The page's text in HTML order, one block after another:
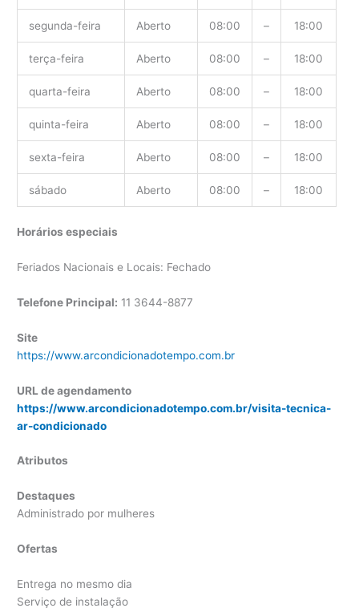
segunda-feira Aberto 08:00 – 18:00
terça-feira Aberto 08:00 – 18:00
quarta-feira Aberto 08:00 – 18:00
quinta-feira Aberto 08:00 – 18:00
sexta-feira Aberto 08:00 – 18:00
sábado Aberto 08:00 – 18:00
Horários especiais
Feriados Nacionais e Locais: Fechado
Telefone Principal: 11 3644-8877
Site
https://www.arcondicionadotempo.com.br
URL de agendamento
https://www.arcondicionadotempo.com.br/visita-tecnica-
ar-condicionado
Atributos
Destaques
Administrado por mulheres
Ofertas
Entrega no mesmo dia
Serviço de instalação